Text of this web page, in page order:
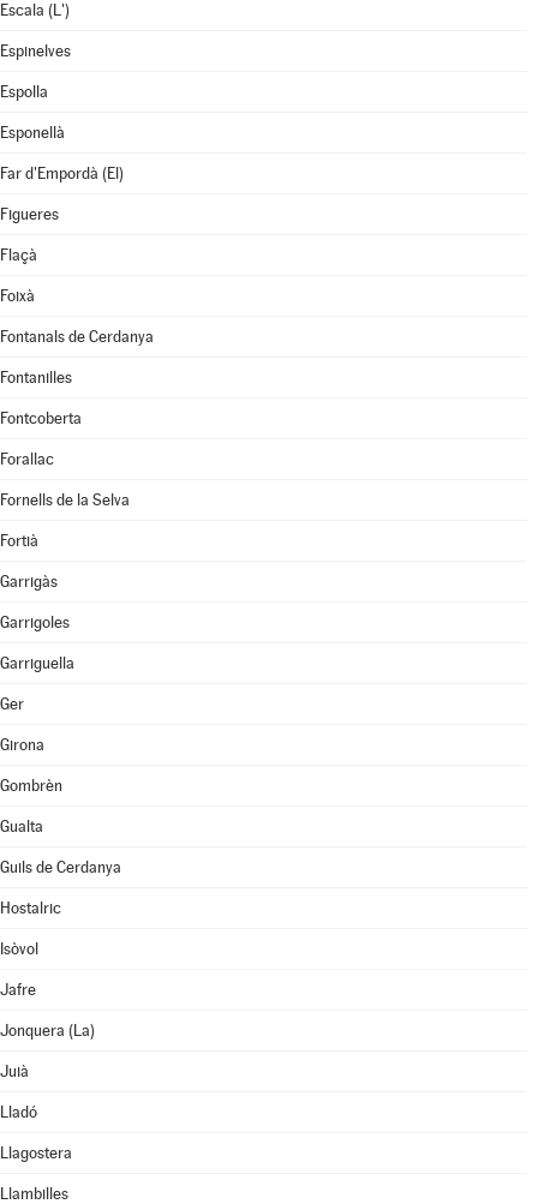
Escala (L')
Espinelves
Espolla
Esponellà
Far d'Empordà (El)
Figueres
Flaçà
Foixà
Fontanals de Cerdanya
Fontanilles
Fontcoberta
Forallac
Fornells de la Selva
Fortià
Garrigàs
Garrigoles
Garriguella
Ger
Girona
Gombrèn
Gualta
Guils de Cerdanya
Hostalric
Isòvol
Jafre
Jonquera (La)
Juià
Lladó
Llagostera
Llambilles